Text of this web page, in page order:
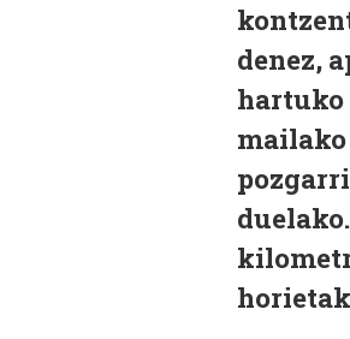
denez,
hartuko